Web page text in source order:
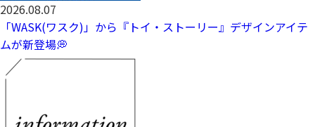
2026.08.07
「WASK(ワスク)」から『トイ・ストーリー』デザインアイテ
ムが新登場💭